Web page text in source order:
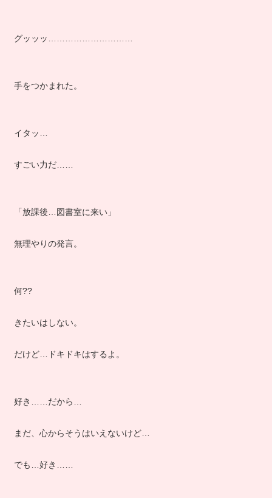
グッッッ…………………………
手をつかまれた。
イタッ…
すごい力だ……
「放課後…図書室に来い」
無理やりの発言。
何??
きたいはしない。
だけど…ドキドキはするよ。
好き……だから…
まだ、心からそうはいえないけど…
でも…好き……